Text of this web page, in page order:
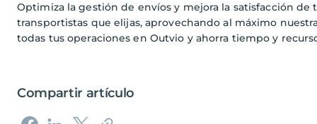
Optimiza la gestión de envíos y mejora la satisfacción
transportistas que elijas, aprovechando al máximo
todas tus operaciones en Outvio y ahorra tiempo y
Compartir artículo